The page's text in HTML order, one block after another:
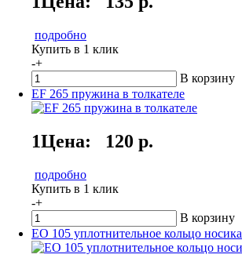
подробно
Купить в 1 клик
-+
В корзину
EF 265 пружина в толкателе
1Цена: 120 р.
подробно
Купить в 1 клик
-+
В корзину
ЕО 105 уплотнительное кольцо носика